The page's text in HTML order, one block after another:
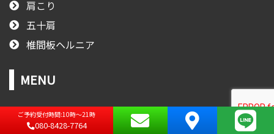
ご予約受付時間:10時～21時
080-8428-7764
肩こり
五十肩
椎間板ヘルニア
MENU
お問い合わせ
個人情報保護方針